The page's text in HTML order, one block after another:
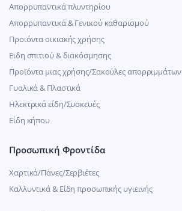
Απορρυπαντικά πλυντηρίου
Απορρυπαντικά & Γενικού καθαρισμού
Προιόντα οικιακής χρήσης
Ειδη σπιτιού & διακόσμησης
Προϊόντα μιας χρήσης/Σακούλες απορριμμάτων
Γυαλικά & Πλαστικά
Ηλεκτρικά είδη/Συσκευές
Είδη κήπου
Προσωπική Φροντίδα
Χαρτικά/Πάνες/Σερβιέτες
Καλλυντικά & Είδη προσωπικής υγιεινής